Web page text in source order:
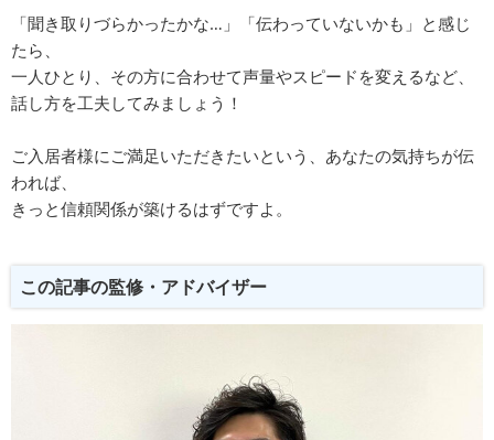
「聞き取りづらかったかな…」「伝わっていないかも」と感じ
たら、
一人ひとり、その方に合わせて声量やスピードを変えるなど、
話し方を工夫してみましょう！
ご入居者様にご満足いただきたいという、あなたの気持ちが伝
われば、
きっと信頼関係が築けるはずですよ。
この記事の監修・アドバイザー